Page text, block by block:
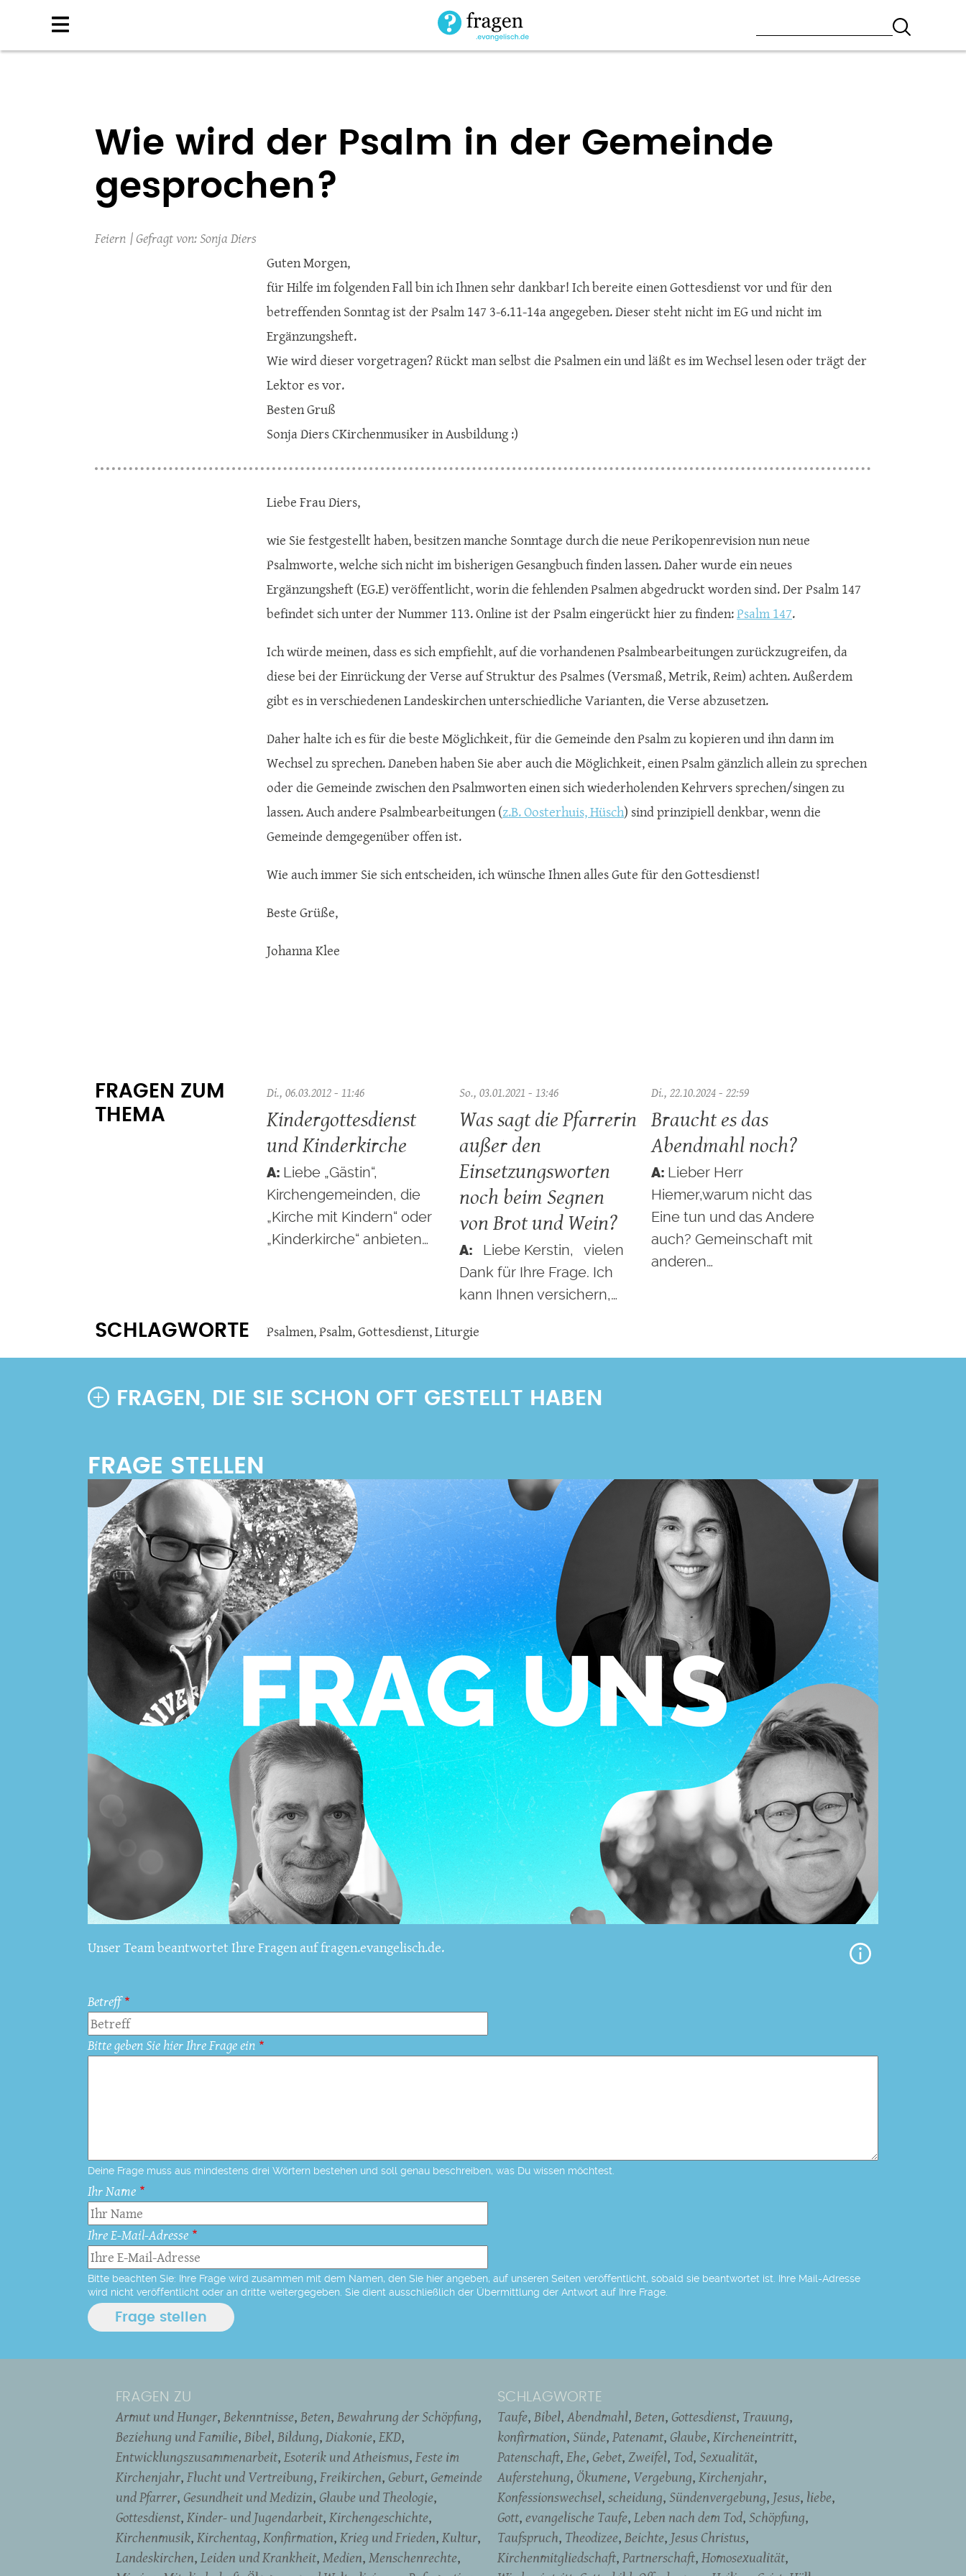
Wie wird der Psalm in der Gemeinde
gesprochen?
Feiern
Sonja Diers
Guten Morgen,
für Hilfe im folgenden Fall bin ich Ihnen sehr dankbar! Ich bereite einen Gottesdienst vor und für den
betreffenden Sonntag ist der Psalm 147 3-6.11-14a angegeben. Dieser steht nicht im EG und nicht im
Ergänzungsheft.
Wie wird dieser vorgetragen? Rückt man selbst die Psalmen ein und läßt es im Wechsel lesen oder trägt der
Lektor es vor.
Besten Gruß
Sonja Diers CKirchenmusiker in Ausbildung :)
Liebe Frau Diers,
wie Sie festgestellt haben, besitzen manche Sonntage durch die neue Perikopenrevision nun neue
Psalmworte, welche sich nicht im bisherigen Gesangbuch finden lassen. Daher wurde ein neues
Ergänzungsheft (EG.E) veröffentlicht, worin die fehlenden Psalmen abgedruckt worden sind. Der Psalm 147
befindet sich unter der Nummer 113. Online ist der Psalm eingerückt hier zu finden:Psalm 147.
Ich würde meinen, dass es sich empfiehlt, auf die vorhandenen Psalmbearbeitungen zurückzugreifen, da
diese bei der Einrückung der Verse auf Struktur des Psalmes (Versmaß, Metrik, Reim) achten. Außerdem
gibt es in verschiedenen Landeskirchen unterschiedliche Varianten, die Verse abzusetzen.
Daher halte ich es für die beste Möglichkeit, für die Gemeinde den Psalm zu kopieren und ihn dann im
Wechsel zu sprechen. Daneben haben Sie aber auch die Möglichkeit, einen Psalm gänzlich allein zu sprechen
oder die Gemeinde zwischen den Psalmworten einen sich wiederholenden Kehrvers sprechen/singen zu
lassen. Auch andere Psalmbearbeitungen (z.B. Oosterhuis, Hüsch) sind prinzipiell denkbar, wenn die
Gemeinde demgegenüber offen ist.
Wie auch immer Sie sich entscheiden, ich wünsche Ihnen alles Gute für den Gottesdienst!
Beste Grüße,
Johanna Klee
FRAGEN ZUM
THEMA
Di., 06.03.2012 - 11:46
Kindergottesdienst
und Kinderkirche
Liebe „Gästin“,
Kirchengemeinden, die
„Kirche mit Kindern“ oder
„Kinderkirche“ anbieten…
So., 03.01.2021 - 13:46
Was sagt die Pfarrerin
außer den
Einsetzungsworten
noch beim Segnen
von Brot und Wein?
Liebe Kerstin, vielen
Dank für Ihre Frage. Ich
kann Ihnen versichern,…
Di., 22.10.2024 - 22:59
Braucht es das
Abendmahl noch?
Lieber Herr
Hiemer,warum nicht das
Eine tun und das Andere
auch? Gemeinschaft mit
anderen…
SCHLAGWORTE Psalmen,Psalm,Gottesdienst,Liturgie
FRAGEN, DIE SIE SCHON OFT GESTELLT HABEN
Unser Team beantwortet Ihre Fragen auf fragen.evangelisch.de.
Betreff
Bitte geben Sie hier Ihre Frage ein
Deine Frage muss aus mindestens drei Wörtern bestehen und soll genau beschreiben, was Du wissen möchtest.
Ihr Name
Ihre E-Mail-Adresse
Bitte beachten Sie: Ihre Frage wird zusammen mit dem Namen, den Sie hier angeben, auf unseren Seiten veröffentlicht, sobald sie beantwortet ist. Ihre Mail-Adresse
wird nicht veröffentlicht oder an dritte weitergegeben. Sie dient ausschließlich der Übermittlung der Antwort auf Ihre Frage.
FRAGEN ZU
Armut und Hunger Bekenntnisse Beten Bewahrung der Schöpfung
Beziehung und Familie Bibel Bildung Diakonie EKD
Entwicklungszusammenarbeit Esoterik und Atheismus Feste im
Kirchenjahr Flucht und Vertreibung Freikirchen Geburt Gemeinde
und Pfarrer Gesundheit und Medizin Glaube und Theologie
Gottesdienst Kinder- und Jugendarbeit Kirchengeschichte
Kirchenmusik Kirchentag Konfirmation Krieg und Frieden Kultur
Landeskirchen Leiden und Krankheit Medien Menschenrechte
SCHLAGWORTE
Taufe Bibel Abendmahl Beten Gottesdienst Trauung
konfirmation Sünde Patenamt Glaube Kircheneintritt
Patenschaft Ehe Gebet Zweifel Tod Sexualität
Auferstehung Ökumene Vergebung Kirchenjahr
Konfessionswechsel scheidung Sündenvergebung Jesus liebe
Gott evangelische Taufe Leben nach dem Tod Schöpfung
Taufspruch Theodizee Beichte Jesus Christus
Kirchenmitgliedschaft Partnerschaft Homosexualität